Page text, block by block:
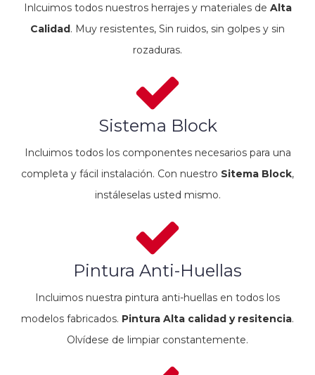
Inlcuimos todos nuestros herrajes y materiales de Alta
Calidad. Muy resistentes, Sin ruidos, sin golpes y sin
rozaduras.
Sistema Block
Incluimos todos los componentes necesarios para una
completa y fácil instalación. Con nuestro Sitema Block,
instáleselas usted mismo.
Pintura Anti-Huellas
Incluimos nuestra pintura anti-huellas en todos los
modelos fabricados. Pintura Alta calidad y resitencia.
Olvídese de limpiar constantemente.